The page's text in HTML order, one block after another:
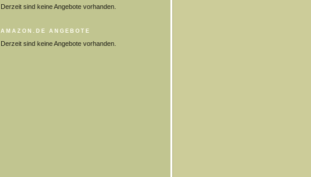
Derzeit sind keine Angebote vorhanden.
AMAZON.DE ANGEBOTE
Derzeit sind keine Angebote vorhanden.